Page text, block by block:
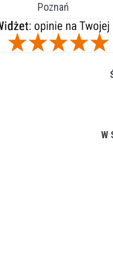
Poznań
W